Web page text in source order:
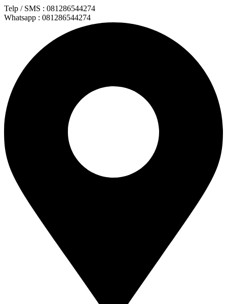
Lewati
ke
Telp / SMS : 081286544274
Whatsapp : 081286544274